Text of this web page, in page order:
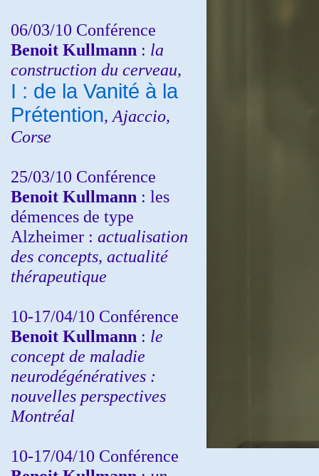
06/03/10 Conférence
Benoit Kullmann : la
construction du cerveau,
I : de la Vanité à la
Prétention, Ajaccio,
Corse
25/03/10 Conférence
Benoit Kullmann : les
démences de type
Alzheimer : actualisation
des concepts, actualité
thérapeutique
10-17/04/10 Conférence
Benoit Kullmann : le
concept de maladie
neurodégénératives :
nouvelles perspectives
Montréal
10-17/04/10 Conférence